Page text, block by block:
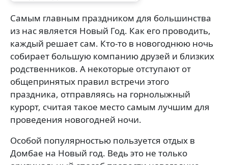
Самым главным праздником для большинства
из нас является Новый Год. Как его проводить,
каждый решает сам. Кто-то в новогоднюю ночь
собирает большую компанию друзей и близких
родственников. А некоторые отступают от
общепринятых правил встречи этого
праздника, отправляясь на горнолыжный
курорт, считая такое место самым лучшим для
проведения новогодней ночи.
Особой популярностью пользуется отдых в
Домбае на Новый год. Ведь это не только